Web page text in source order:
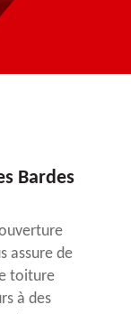
Bardes
assure de
toiture
à des